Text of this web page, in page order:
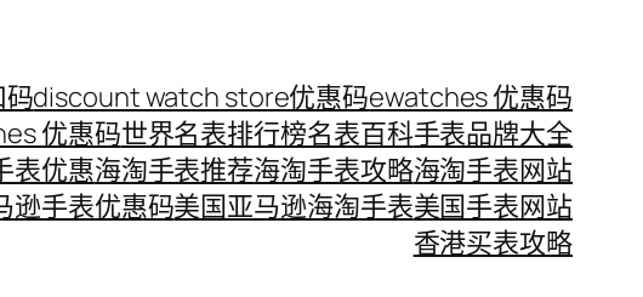
discount watch store优惠码ewatches 优惠码
优惠码世界名表排行榜名表百科手表品牌大全
表优惠海淘手表推荐海淘手表攻略海淘手表网站
逊手表优惠码美国亚马逊海淘手表美国手表网站
香港买表攻略